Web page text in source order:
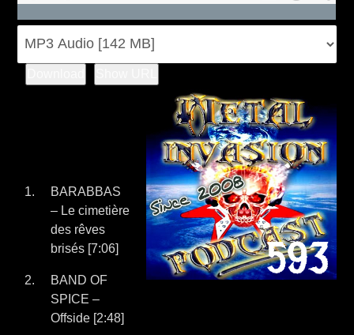
BARABBAS
– Le cimetière
des rêves
brisés [7:06]
BAND OF
SPICE –
Offside [2:48]